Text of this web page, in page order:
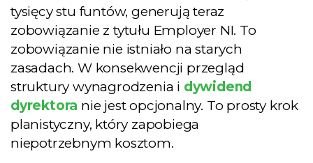
tysięcy stu funtów, generują teraz
zobowiązanie z tytułu Employer NI. To
zobowiązanie nie istniało na starych
zasadach. W konsekwencji przegląd
struktury wynagrodzenia i dywidend
dyrektora nie jest opcjonalny. To prosty krok
planistyczny, który zapobiega
niepotrzebnym kosztom.